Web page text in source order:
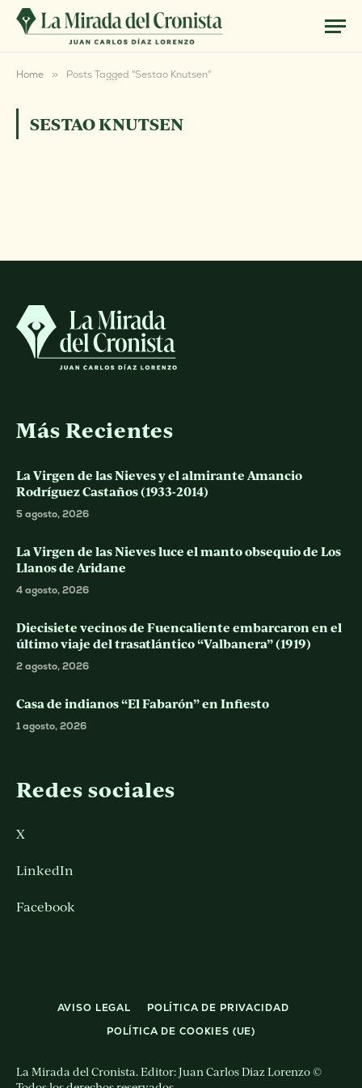
Home » Posts Tagged "Sestao Knutsen"
SESTAO KNUTSEN
Más Recientes
La Virgen de las Nieves y el almirante Amancio
Rodríguez Castaños (1933-2014)
5 agosto, 2026
La Virgen de las Nieves luce el manto obsequio de Los
Llanos de Aridane
4 agosto, 2026
Diecisiete vecinos de Fuencaliente embarcaron en el
último viaje del trasatlántico “Valbanera” (1919)
2 agosto, 2026
Casa de indianos “El Fabarón” en Infiesto
1 agosto, 2026
Redes sociales
X
LinkedIn
Facebook
AVISO LEGAL
POLÍTICA DE PRIVACIDAD
POLÍTICA DE COOKIES (UE)
La Mirada del Cronista. Editor: Juan Carlos Diaz Lorenzo ©